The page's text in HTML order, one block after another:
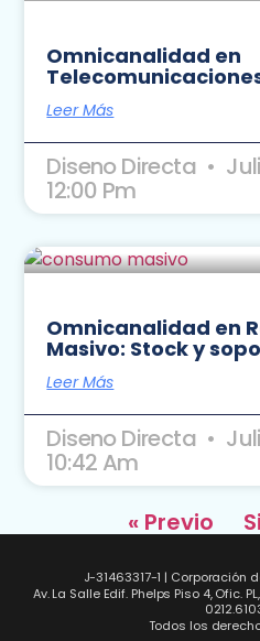
Omnicanalidad en
Leer Más
Diseno Directa
12:00 Pm
Omnicanalidad en
Masivo: Stock y
Leer Más
Diseno Directa
10:42 Am
« Previo
J-31463317-1 | Corporación
Av. La Salle Edif. Phelps Piso 4, Ofic.
Todos los